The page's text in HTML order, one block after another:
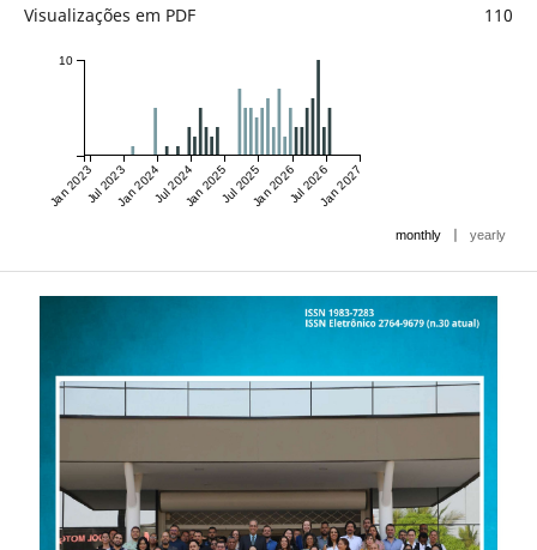
Visualizações em PDF 110
Jan 2023Jul 2023Jan 2024Jul 2024Jan 2025Jul 2025Jan 2026Jul 2026Jan 2027
10
monthly | yearly